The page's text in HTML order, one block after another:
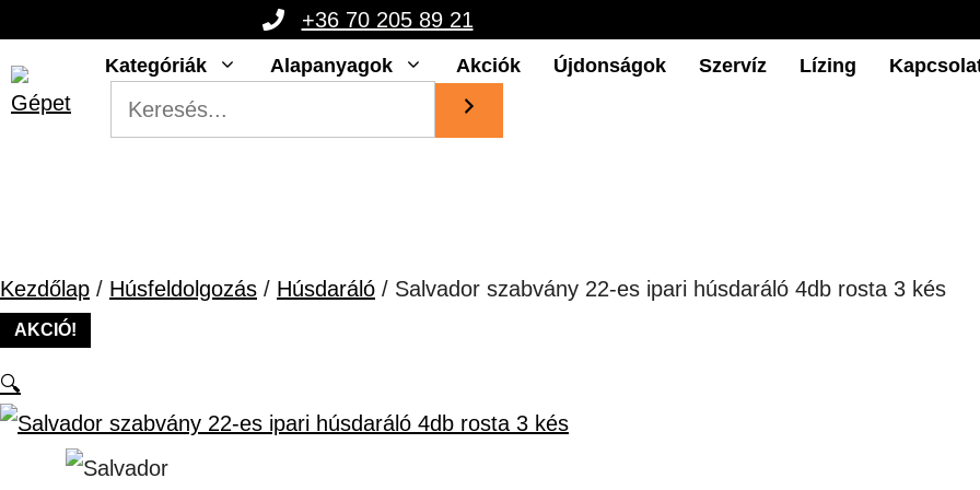
tartalomba
+36 70 205 89 21
Kategóriák Alapanyagok Akciók Újdonságok Szervíz Lízing
Kezdőlap / Húsfeldolgozás / Húsdaráló / Salvador szabvány 22-es ipari húsdaráló 4db rosta 3 kés
AKCIÓ!
🔍